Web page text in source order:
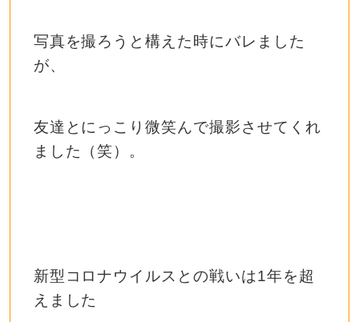
写真を撮ろうと構えた時にバレました
が、
友達とにっこり微笑んで撮影させてくれ
ました（笑）。
新型コロナウイルスとの戦いは1年を超
えました